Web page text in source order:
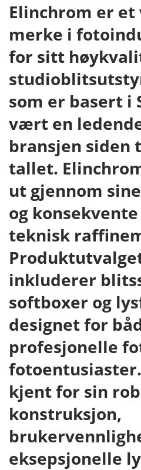
Elinchrom er
merke i
for sitt
som er basert i
vært en
bransjen siden
tallet.
ut gjennom
og
teknisk
inkluderer
softboxer og
designet for
profesjonelle
kjent for sin
konstruksjon,
eksepsjonelle